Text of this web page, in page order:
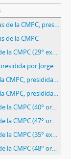
Acta de la 41° junta extraordinaria de accionistas de la CMPC, presidida por Jorge Alessandri.
de la CMPC
Acta de la 60° sesión de la junta de accionistas de la CMPC (29° extraordinaria), presidida por jorge Alessandri.
Acta de la 62° junta de accionistas de la CMPC, presidida por Jorge Alessandri.
Acta de la 63° junta ordinaria de accionistas de la CMPC, presidida por Jorge Alessandri.
Acta de la 64° junta ordinaria de accionistas de la CMPC, presidida por Jorge Alessandri
Acta de la 69° sesión de la junta de accionistas de la CMPC (40° ordinaria), presidida por Jorge Alessandri.
Acta de la 80° sesión de la junta de accionistas de la CMPC (47° ordinaria), presidida por Jorge Alessandri.
Acta de la 81° sesión de la junta de accionistas de la CMPC (35° extraordinaria), presidida por Jorge Alessandri.
Acta de la 82° sesión de la junta de accionistas de la CMPC (48° ordinaria), presidida por Jorge Alessandri.